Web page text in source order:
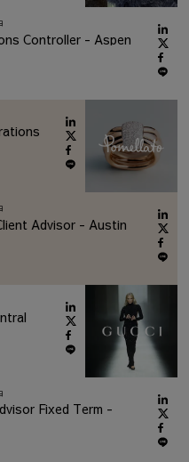
Controller - Aspen
Advisor - Austin
Fixed Term -